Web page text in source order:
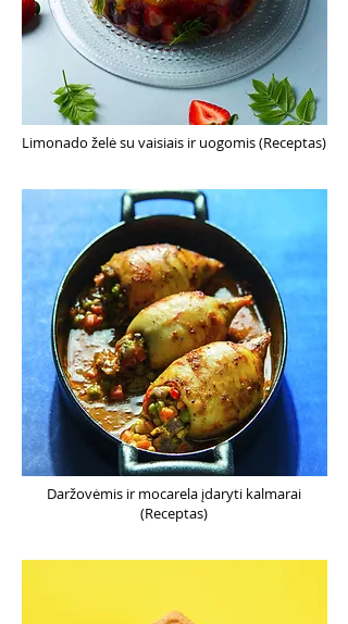
Limonado želė su vaisiais ir uogomis (Receptas)
Daržovėmis ir mocarela įdaryti kalmarai
(Receptas)